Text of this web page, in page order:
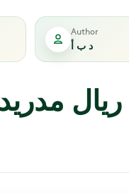
Author
د ب أ
ريال